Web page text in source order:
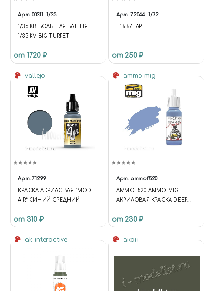
Арт. 00311 1/35
1/35 КВ БОЛЬШАЯ БАШНЯ
1/35 KV BIG TURRET
от 1720 ₽
Арт. 72044 1/72
I-16 67 IAP
от 250 ₽
vallejo
Арт. 71299
КРАСКА АКРИЛОВАЯ “MODEL
AIR” СИНИЙ СРЕДНИЙ
от 310 ₽
ammo mig
Арт. ammof520
AMMOF520 AMMO MIG
АКРИЛОВАЯ КРАСКА DEEP
КОБАЛЬТОВЫЙ СИНИЙ
от 230 ₽
ak-interactive акан